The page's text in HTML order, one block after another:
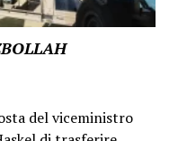
del viceministro